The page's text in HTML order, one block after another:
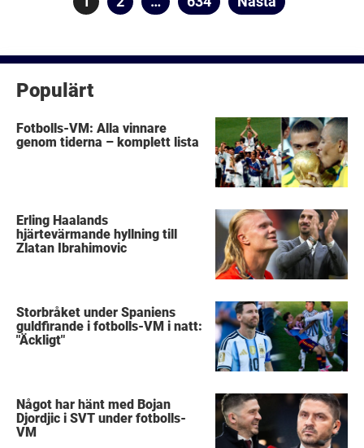
Populärt
Fotbolls-VM: Alla vinnare
genom tiderna – komplett lista
Erling Haalands
hjärtevärmande hyllning till
Zlatan Ibrahimovic
Storbråket under Spaniens
guldfirande i fotbolls-VM i natt:
"Äckligt"
Något har hänt med Bojan
Djordjic i SVT under fotbolls-
VM